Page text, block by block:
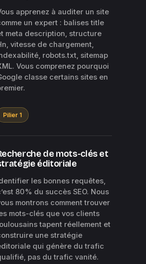
apprenez à auditer un site
un expert : balises title
meta description, structure
vitesse de chargement,
robots.txt, sitemap
Vous comprenez pourquoi
classe certains sites en
Pilier 1
de mots-clés et
éditoriale
les bonnes requêtes,
80% du succès SEO. Nous
montrons comment trouver
mots-clés que vos clients
tapent réellement et
une stratégie
qui génère du trafic
pas du trafic vanité.